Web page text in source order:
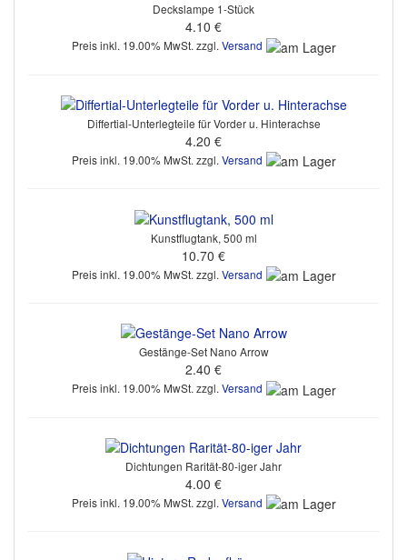
Deckslampe 1-Stück
4.10 €
Preis inkl. 19.00% MwSt. zzgl. Versand
Differtial-Unterlegteile für Vorder u. Hinterachse
4.20 €
Preis inkl. 19.00% MwSt. zzgl. Versand
Kunstflugtank, 500 ml
10.70 €
Preis inkl. 19.00% MwSt. zzgl. Versand
Gestänge-Set Nano Arrow
2.40 €
Preis inkl. 19.00% MwSt. zzgl. Versand
Dichtungen Rarität-80-iger Jahr
4.00 €
Preis inkl. 19.00% MwSt. zzgl. Versand